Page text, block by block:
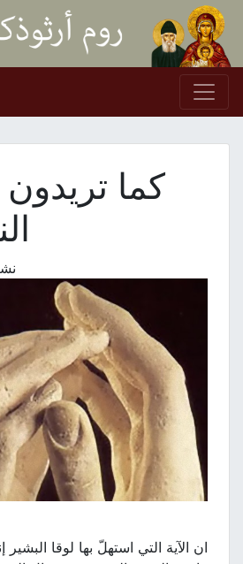
Skip to content
Main Navigation
كما تريدون
ان الآية التي استهلّ بها لوقا البشير